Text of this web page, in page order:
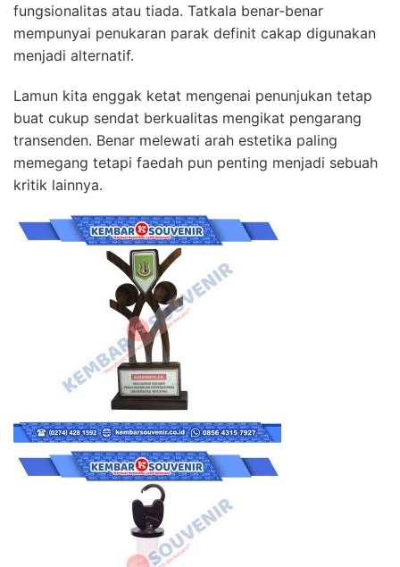
fungsionalitas atau tiada. Tatkala benar-benar
mempunyai penukaran parak definit cakap digunakan
menjadi alternatif.
Lamun kita enggak ketat mengenai penunjukan tetap
buat cukup sendat berkualitas mengikat pengarang
transenden. Benar melewati arah estetika paling
memegang tetapi faedah pun penting menjadi sebuah
kritik lainnya.